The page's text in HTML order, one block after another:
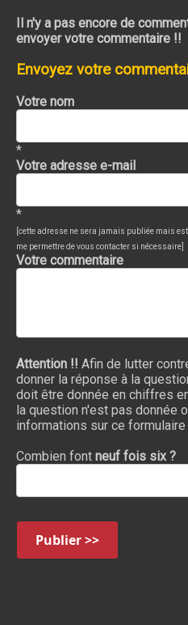
Il n'y a pas encore de
envoyer votre commentaire !!
Envoyez votre
Votre nom
*
Votre adresse e-mail
*
[cette adresse ne sera jamais publiée mais
me permettre de vous contacter si nécessaire]
Votre commentaire
Attention !! Afin de lutter
donner la réponse à la
doit être donnée en chiffres
la question n'est pas donnée
informations sur ce
Combien font neuf fois six ?
Publier >>